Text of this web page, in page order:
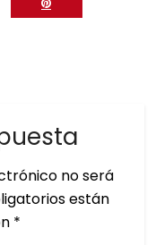
no será
están
*